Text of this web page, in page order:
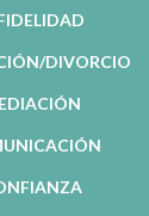
DIVORCIO